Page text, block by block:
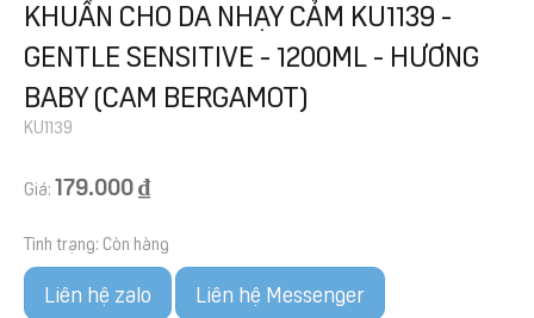
KHUẨN CHO DA NHẠY CẢM KU1139 -
GENTLE SENSITIVE - 1200ML - HƯƠNG
BABY (CAM BERGAMOT)
KU1139
Giá: 179.000 ₫
Tình trạng: Còn hàng
Liên hệ zalo Liên hệ Messenger